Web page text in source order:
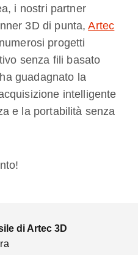
i nostri partner
3D di punta,Artec
progetti
senza fili basato
guadagnato la
intelligente
e la portabilità senza
di Artec 3D